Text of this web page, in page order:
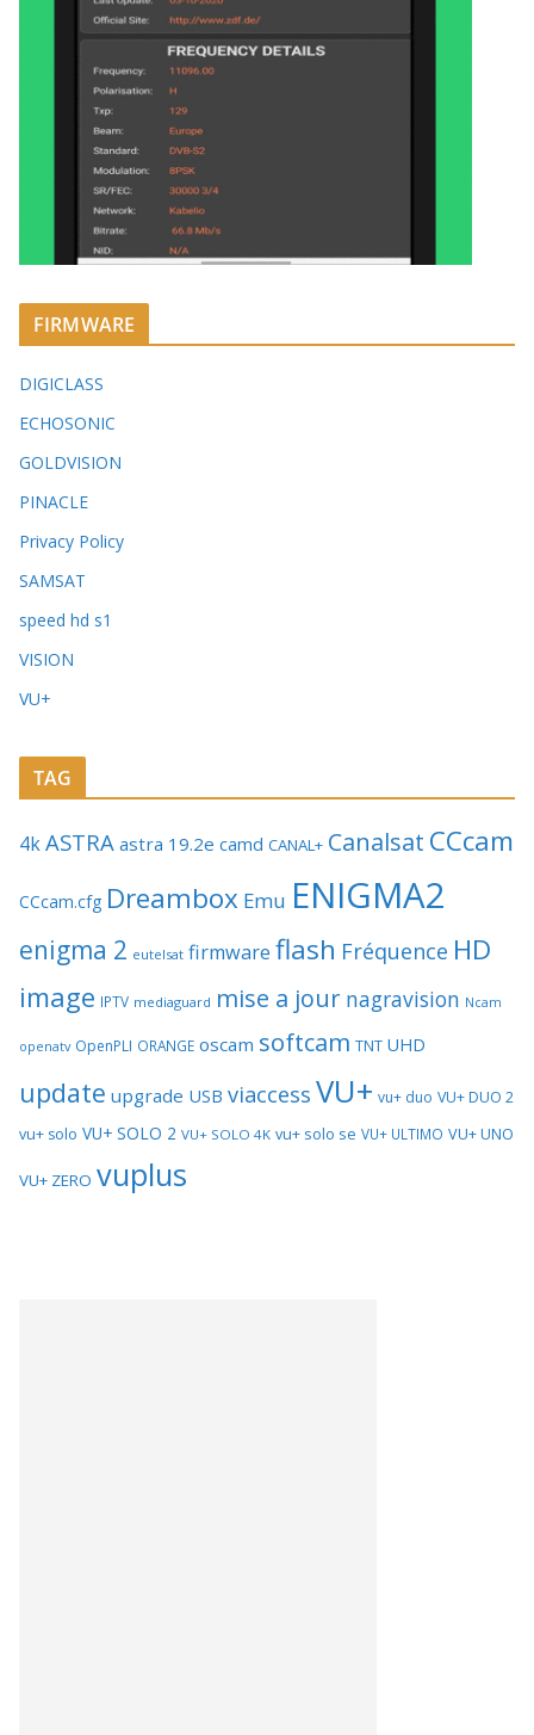
FIRMWARE
DIGICLASS
ECHOSONIC
GOLDVISION
PINACLE
Privacy Policy
SAMSAT
speed hd s1
VISION
VU+
TAG
4kASTRA astra 19.2e camd CANAL+ Canalsat CCcam
CCcam.cfg Dreambox Emu ENIGMA2
enigma 2 eutelsat firmware flash Fréquence HD
image IPTV mediaguard mise a jour nagravision Ncam
openatv OpenPLI ORANGE oscam softcam TNT UHD
update upgrade USB viaccess VU+ vu+ duo VU+ DUO 2
vu+ solo VU+ SOLO 2 VU+ SOLO 4K vu+ solo se VU+ ULTIMO VU+ UNO
VU+ ZERO vuplus